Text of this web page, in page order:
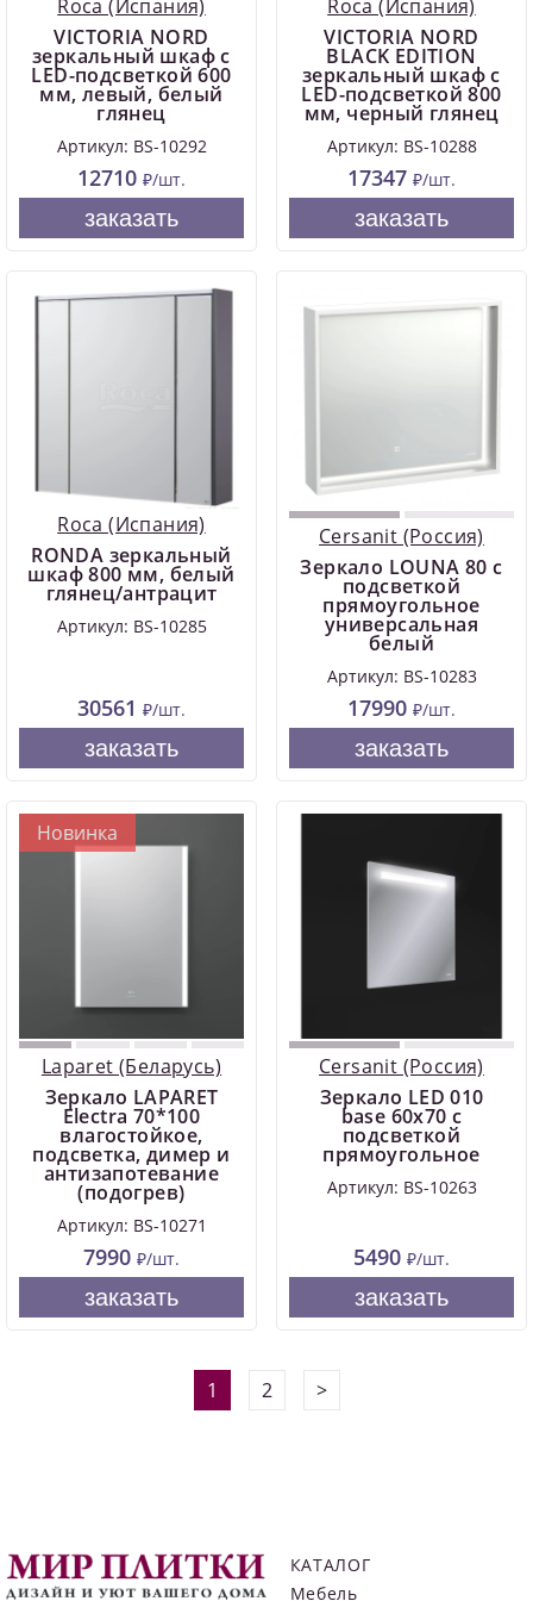
Roca (Испания)
VICTORIA NORD
зеркальный шкаф с
LED-подсветкой 600
мм, левый, белый
глянец
Артикул: BS-10292
12710 ₽/шт.
заказать
Roca (Испания)
VICTORIA NORD
BLACK EDITION
зеркальный шкаф с
LED-подсветкой 800
мм, черный глянец
Артикул: BS-10288
17347 ₽/шт.
заказать
Roca (Испания)
RONDA зеркальный
шкаф 800 мм, белый
глянец/антрацит
Артикул: BS-10285
30561 ₽/шт.
заказать
Cersanit (Россия)
Зеркало LOUNA 80 с
подсветкой
прямоугольное
универсальная
белый
Артикул: BS-10283
17990 ₽/шт.
заказать
Новинка
Laparet (Беларусь)
Зеркало LAPARET
Electra 70*100
влагостойкое,
подсветка, димер и
антизапотевание
(подогрев)
Артикул: BS-10271
7990 ₽/шт.
заказать
Cersanit (Россия)
Зеркало LED 010
base 60x70 с
подсветкой
прямоугольное
Артикул: BS-10263
5490 ₽/шт.
заказать
1 2 >
КАТАЛОГ
Мебель